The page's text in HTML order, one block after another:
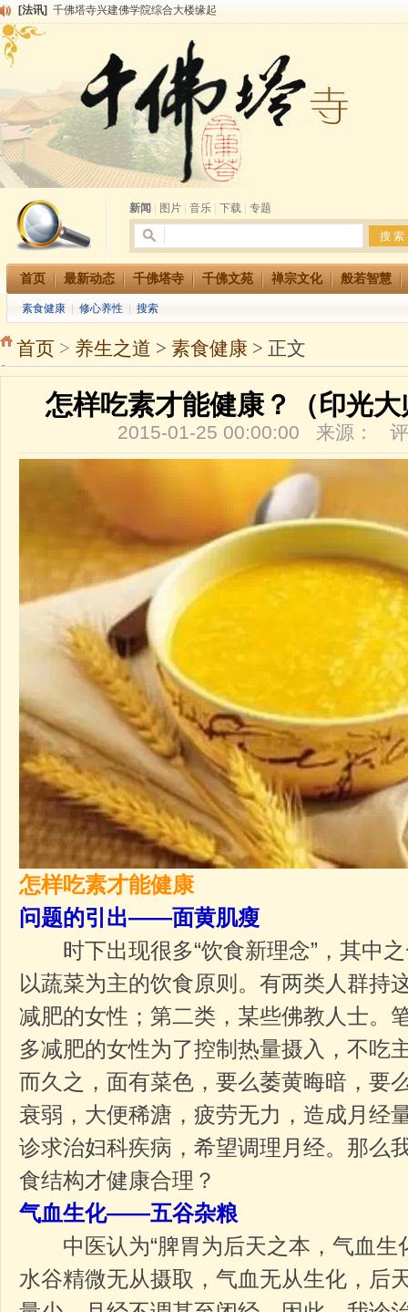
[法讯] 共赴华藏世界 进入最后七天倒计时 殊胜华严法会 快快同享富贵庄严海
[法讯]
清明节祭祖报恩地藏法会
本寺方丈上明下慧尼和尚开讲《六祖坛经》
[法讯]
2015-3-26师父于法堂对大众的开示
[法讯] 广东千佛塔寺云门佛学院女众部 2016年招生简章
[法讯]
恭请海涛法师莅临千佛塔寺弘法
[法讯]
2014年七月大法会 祈福息灾地藏七 冥阳两利普渡群蒙盂兰盆
[法讯]
千佛塔寺云门佛学院女众部2014年招生简章
[法讯] 千佛塔寺兴建佛学院综合大楼缘起
新闻
图片 音乐 下载 专题
首页 最新动态 千佛塔寺 千佛文苑 禅宗文化 般若智慧
素食健康 修心养性 搜索
首页 > 养生之道 > 素食健康 > 正文
怎样吃素才能健康？（印光
2015-01-25 00:00:00 来源：
怎样吃素才能健康
问题的引出——面黄肌瘦
时下出现很多“饮食新理念”，其中之
以蔬菜为主的饮食原则。有两类人群持
减肥的女性；第二类，某些佛教人士。
多减肥的女性为了控制热量摄入，不吃
而久之，面有菜色，要么萎黄晦暗，要
衰弱，大便稀溏，疲劳无力，造成月经
诊求治妇科疾病，希望调理月经。那么
食结构才健康合理？
气血生化——五谷杂粮
中医认为“脾胃为后天之本，气血生
水谷精微无从摄取，气血无从生化，后